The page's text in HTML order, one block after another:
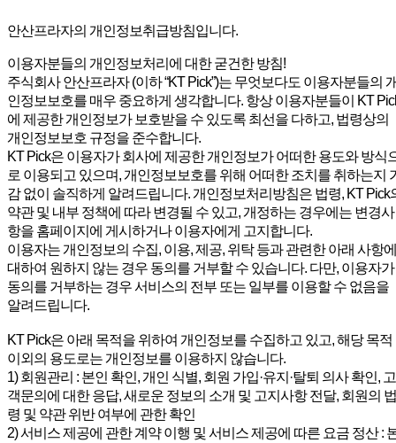
안산프라자의 개인정보취급방침입니다.
이용자분들의 개인정보처리에 대한 굳건한 방침!
주식회사 안산프라자 (이하 “KT Pick”)는 무엇보다도 이용자분들의
인정보보호를 매우 중요하게 생각합니다. 항상 이용자분들이 KT
에 제공한 개인정보가 보호받을 수 있도록 최선을 다하고, 법령상의
개인정보보호 규정을 준수합니다.
KT Pick은 이용자가 회사에 제공한 개인정보가 어떠한 용도와 방식
로 이용되고 있으며, 개인정보보호를 위해 어떠한 조치를 취하는지
감 없이 솔직하게 알려드립니다. 개인정보처리방침은 법령, KT Pick
약관 및 내부 정책에 따라 변경될 수 있고, 개정하는 경우에는 변경사
항을 홈페이지에 게시하거나 이용자에게 고지합니다.
이용자는 개인정보의 수집, 이용, 제공, 위탁 등과 관련한 아래 사항에
대하여 원하지 않는 경우 동의를 거부할 수 있습니다. 다만, 이용자가
동의를 거부하는 경우 서비스의 전부 또는 일부를 이용할 수 없음을
알려드립니다.
KT Pick은 아래 목적을 위하여 개인정보를 수집하고 있고, 해당 목적
이외의 용도로는 개인정보를 이용하지 않습니다.
1) 회원관리 : 본인 확인, 개인 식별, 회원 가입·유지·탈퇴 의사 확인, 고
객문의에 대한 응답, 새로운 정보의 소개 및 고지사항 전달, 회원의 법
령 및 약관 위반 여부에 관한 확인
2) 서비스 제공에 관한 계약 이행 및 서비스 제공에 따른 요금 정산 :